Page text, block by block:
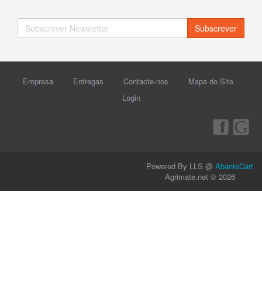
Subscrever
Empresa Entregas Contacte-nos
Mapa do Site
Login
Powered By LLS @ AbanteCart
Agrimate.net © 2026